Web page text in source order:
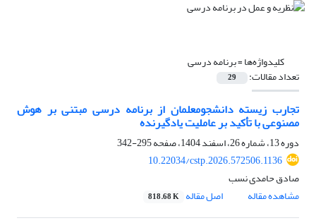
کلیدواژه‌ها =برنامه درسی
تعداد مقالات: 29
تجارب زیسته دانشجومعلمان از برنامه درسی مبتنی بر هوش
مصنوعی با تأکید بر عاملیت یادگیرنده
دوره 13، شماره 26، اسفند 1404، صفحه
295-342
10.22034/cstp.2026.572506.1136
صادق حامدی نسب
مشاهده مقاله
اصل مقاله 818.68 K